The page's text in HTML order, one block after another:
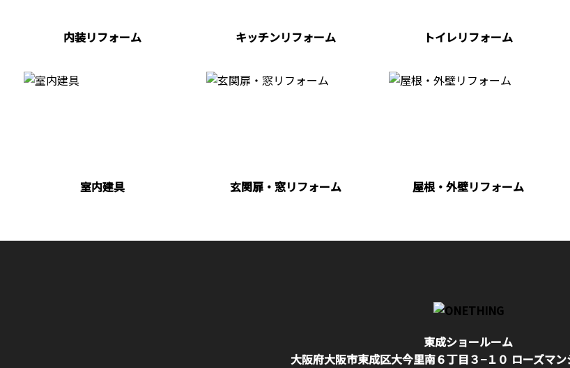
内装リフォーム キッチンリフォーム トイレリフォーム
室内建具 玄関扉・窓リフォーム 屋根・外壁リフォーム
東成ショールーム
大阪府大阪市東成区大今里南６丁目３−１０ ローズマ